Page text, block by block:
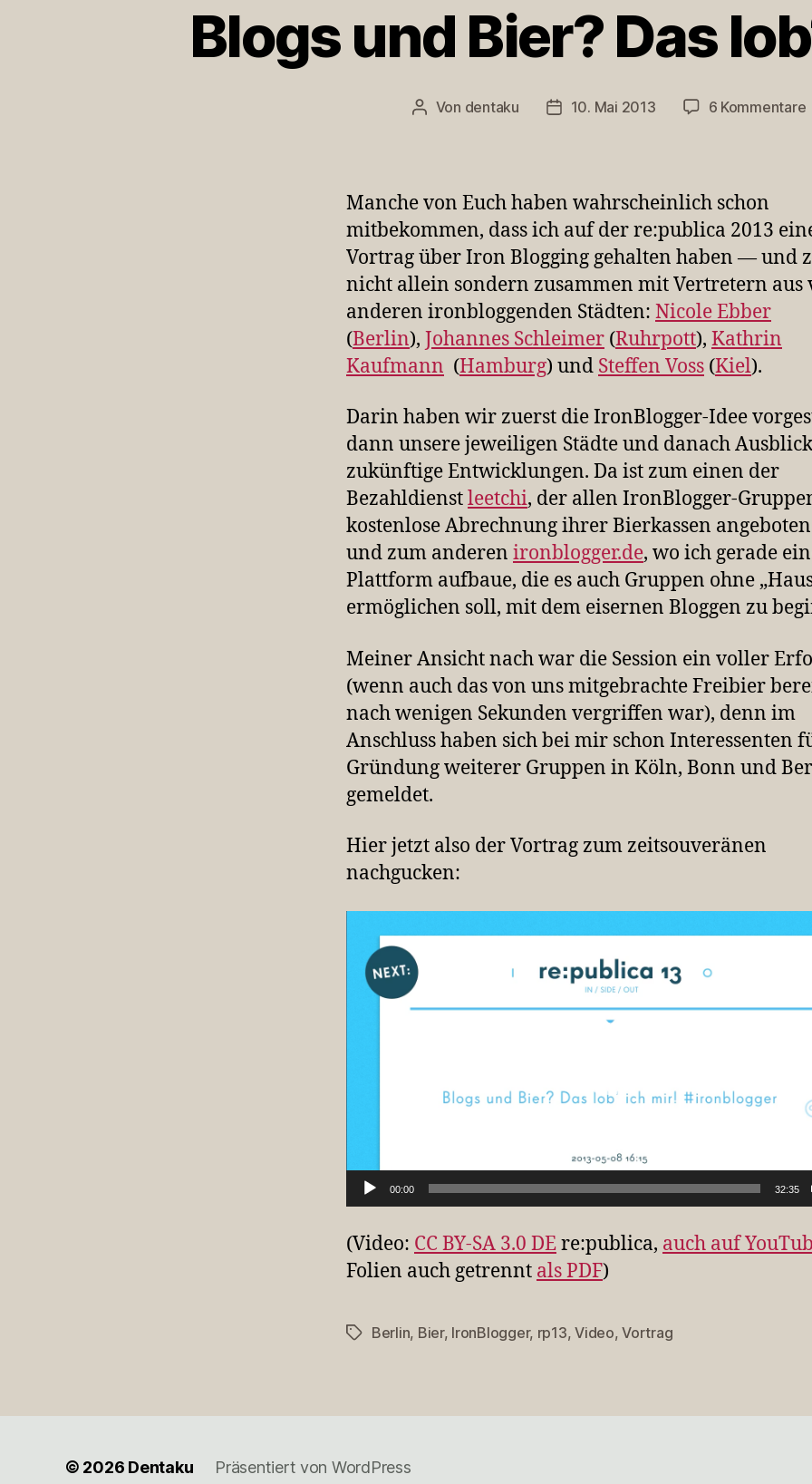
Blogs und Bier? Das
Beitragsautor
Von dentaku Veröffentlichungsdatum
10. Mai 2013 6 Kommentarezu
Manche von Euch haben wahrscheinlich schon
mitbekommen, dass ich auf der re:publica 2013
Vortrag über Iron Blogging gehalten haben — und
nicht allein sondern zusammen mit Vertretern aus
anderen ironbloggenden Städten: Nicole Ebber
(Berlin), Johannes Schleimer (Ruhrpott), Kathrin
Kaufmann (Hamburg) und Steffen Voss (Kiel).
Darin haben wir zuerst die IronBlogger-Idee
dann unsere jeweiligen Städte und danach
zukünftige Entwicklungen. Da ist zum einen der
Bezahldienstleetchi, der allen IronBlogger-
kostenlose Abrechnung ihrer Bierkassen
und zum anderen ironblogger.de, wo ich gerade
Plattform aufbaue, die es auch Gruppen ohne
ermöglichen soll, mit dem eisernen Bloggen zu
Meiner Ansicht nach war die Session ein voller
(wenn auch das von uns mitgebrachte Freibier
nach wenigen Sekunden vergriffen war), denn im
Anschluss haben sich bei mir schon Interessenten
Gründung weiterer Gruppen in Köln, Bonn und
gemeldet.
Hier jetzt also der Vortrag zum zeitsouveränen
nachgucken:
y
e
r
00:00 32:35
(Video: CC BY-SA 3.0 DEre:publica, auch auf
Folien auch getrennt als PDF)
Schlagwörter
Berlin, Bier, IronBlogger, rp13,Video,Vortrag
© 2026 Dentaku Präsentiert von WordPress